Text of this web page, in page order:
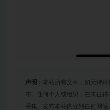
声明： 本站所有文章，如无特殊
布。任何个人或组织，在未征得
采集、发布本站内容到任何网